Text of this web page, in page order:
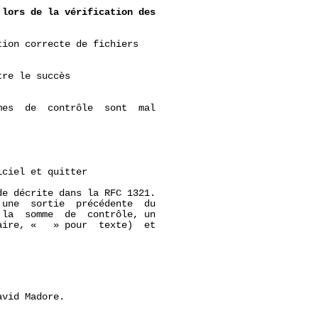
lors de la vérification des
correcte de fichiers
le succès
de  contrôle  sont  mal
et quitter
décrite dans la RFC 1321.
sortie  précédente  du
somme  de  contrôle, un
«   » pour  texte)  et
Madore.